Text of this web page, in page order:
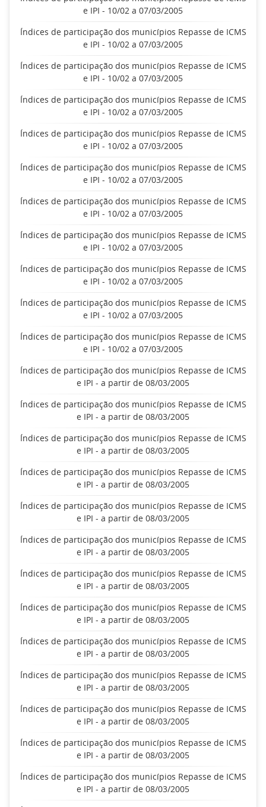
e IPI - 10/02 a 07/03/2005
Índices de participação dos municípios Repasse de ICMS
e IPI - 10/02 a 07/03/2005
Índices de participação dos municípios Repasse de ICMS
e IPI - 10/02 a 07/03/2005
Índices de participação dos municípios Repasse de ICMS
e IPI - 10/02 a 07/03/2005
Índices de participação dos municípios Repasse de ICMS
e IPI - 10/02 a 07/03/2005
Índices de participação dos municípios Repasse de ICMS
e IPI - 10/02 a 07/03/2005
Índices de participação dos municípios Repasse de ICMS
e IPI - 10/02 a 07/03/2005
Índices de participação dos municípios Repasse de ICMS
e IPI - 10/02 a 07/03/2005
Índices de participação dos municípios Repasse de ICMS
e IPI - 10/02 a 07/03/2005
Índices de participação dos municípios Repasse de ICMS
e IPI - 10/02 a 07/03/2005
Índices de participação dos municípios Repasse de ICMS
e IPI - 10/02 a 07/03/2005
Índices de participação dos municípios Repasse de ICMS
e IPI - a partir de 08/03/2005
Índices de participação dos municípios Repasse de ICMS
e IPI - a partir de 08/03/2005
Índices de participação dos municípios Repasse de ICMS
e IPI - a partir de 08/03/2005
Índices de participação dos municípios Repasse de ICMS
e IPI - a partir de 08/03/2005
Índices de participação dos municípios Repasse de ICMS
e IPI - a partir de 08/03/2005
Índices de participação dos municípios Repasse de ICMS
e IPI - a partir de 08/03/2005
Índices de participação dos municípios Repasse de ICMS
e IPI - a partir de 08/03/2005
Índices de participação dos municípios Repasse de ICMS
e IPI - a partir de 08/03/2005
Índices de participação dos municípios Repasse de ICMS
e IPI - a partir de 08/03/2005
Índices de participação dos municípios Repasse de ICMS
e IPI - a partir de 08/03/2005
Índices de participação dos municípios Repasse de ICMS
e IPI - a partir de 08/03/2005
Índices de participação dos municípios Repasse de ICMS
e IPI - a partir de 08/03/2005
Índices de participação dos municípios Repasse de ICMS
e IPI - a partir de 08/03/2005